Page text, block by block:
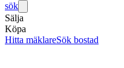
sök
Sälja
Köpa
Hitta mäklareSök bostad